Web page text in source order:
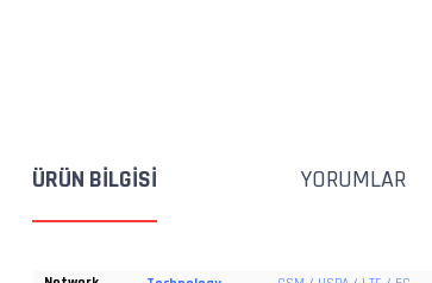
ÜRÜN BILGISI YORUMLAR